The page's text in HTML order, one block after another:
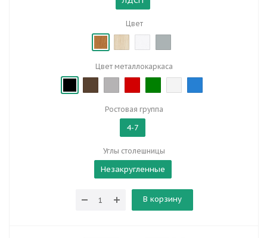
Цвет
Цвет металлокаркаса
Ростовая группа
4-7
Углы столешницы
Незакругленные
В корзину